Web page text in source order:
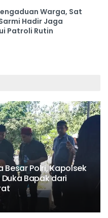
Warga, Sat
Hadir Jaga
Patroli Rutin
Polri, Kapolsek
Bapak dari